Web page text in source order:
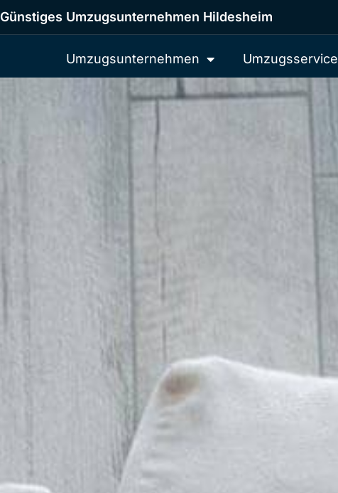
Günstiges Umzugsunternehmen Hildesheim
Umzugsunternehmen Umzugsservice